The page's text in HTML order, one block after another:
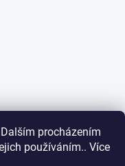
procházením
používáním.. Více